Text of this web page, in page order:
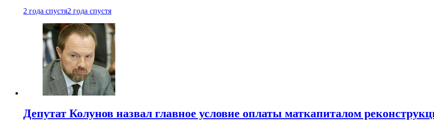
2 года спустя2 года спустя
Депутат Колунов назвал главное условие оплаты маткапиталом